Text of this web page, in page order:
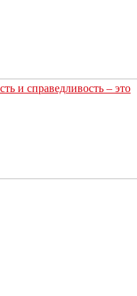
и справедливость – это